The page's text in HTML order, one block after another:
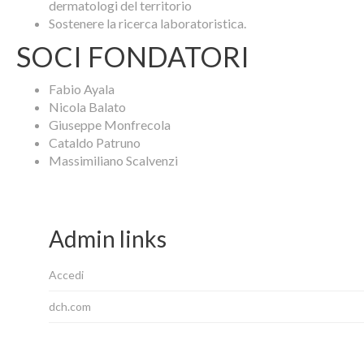
dermatologi del territorio
Sostenere la ricerca laboratoristica.
SOCI FONDATORI
Fabio Ayala
Nicola Balato
Giuseppe Monfrecola
Cataldo Patruno
Massimiliano Scalvenzi
Admin links
Accedi
dch.com